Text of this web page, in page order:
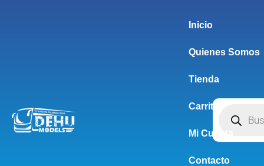
Inicio
Quienes Somos
Tienda
Carrito
Mi Cuenta
Contacto